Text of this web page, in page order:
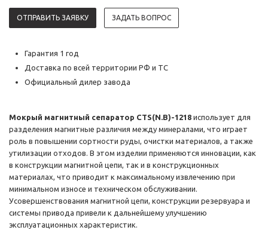
ОТПРАВИТЬ ЗАЯВКУ ЗАДАТЬ ВОПРОС
Гарантия 1 год
Доставка по всей территории РФ и ТС
Официальный дилер завода
Мокрый магнитный сепаратор CTS(N.B)-1218 использует для
разделения магнитные различия между минералами, что играет
роль в повышении сортности руды, очистки материалов, а также
утилизации отходов. В этом изделии применяются инновации, как
в конструкции магнитной цепи, так и в конструкционных
материалах, что приводит к максимальному извлечению при
минимальном износе и техническом обслуживании.
Усовершенствования магнитной цепи, конструкции резервуара и
системы привода привели к дальнейшему улучшению
эксплуатационных характеристик.